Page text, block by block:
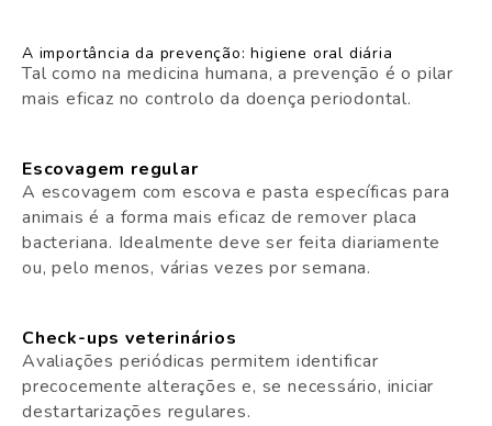
A importância da prevenção: higiene oral diária
Tal como na medicina humana, a prevenção é o pilar
mais eficaz no controlo da doença periodontal.
Escovagem regular
A escovagem com escova e pasta específicas para
animais é a forma mais eficaz de remover placa
bacteriana. Idealmente deve ser feita diariamente
ou, pelo menos, várias vezes por semana.
Check-ups veterinários
Avaliações periódicas permitem identificar
precocemente alterações e, se necessário, iniciar
destartarizações regulares.